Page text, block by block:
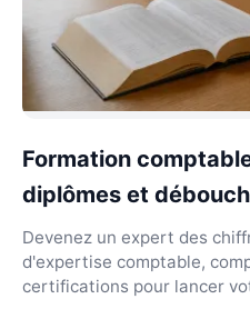
Formation
diplômes et
Devenez un expert des
d'expertise comptable,
certifications pour lancer